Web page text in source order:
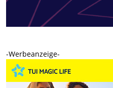
-Werbeanzeige-